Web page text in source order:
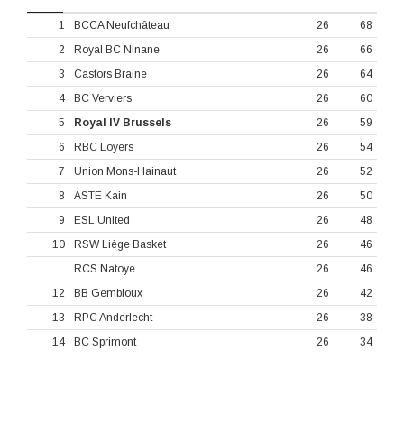
1 BCCA Neufchâteau 26
68
2
Royal BC Ninane 26
66
3
Castors Braine 26
64
4
BC Verviers 26
60
5
Royal IV Brussels 26
59
6
RBC Loyers 26
54
7
Union Mons-Hainaut 26
52
8
ASTE Kain 26
50
9
ESL United 26
48
10
RSW Liège Basket 26
46
RCS Natoye
26
46
12
BB Gembloux 26
42
13
RPC Anderlecht 26
38
14
BC Sprimont 26 34